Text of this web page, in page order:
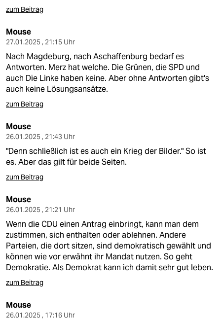
zum Beitrag
Mouse
27.01.2025 , 21:15 Uhr
Nach Magdeburg, nach Aschaffenburg bedarf es
Antworten. Merz hat welche. Die Grünen, die SPD und
auch Die Linke haben keine. Aber ohne Antworten gibt's
auch keine Lösungsansätze.
zum Beitrag
Mouse
26.01.2025 , 21:43 Uhr
"Denn schließlich ist es auch ein Krieg der Bilder." So ist
es. Aber das gilt für beide Seiten.
zum Beitrag
Mouse
26.01.2025 , 21:21 Uhr
Wenn die CDU einen Antrag einbringt, kann man dem
zustimmen, sich enthalten oder ablehnen. Andere
Parteien, die dort sitzen, sind demokratisch gewählt und
können wie vor erwähnt ihr Mandat nutzen. So geht
Demokratie. Als Demokrat kann ich damit sehr gut leben.
zum Beitrag
Mouse
26.01.2025 , 17:16 Uhr